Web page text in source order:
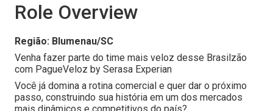
Role Overview
Região: Blumenau/SC
Venha fazer parte do time mais veloz desse Brasilzão
com PagueVeloz by Serasa Experian
Você já domina a rotina comercial e quer dar o próximo
passo, construindo sua história em um dos mercados